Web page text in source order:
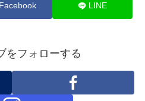
Facebook LINE
をフォローする